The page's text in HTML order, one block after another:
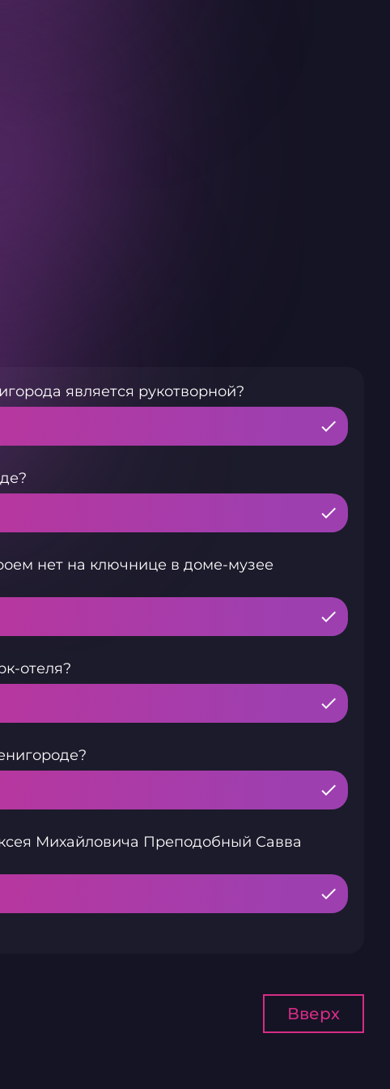
является рукотворной?
нет на ключнице в доме-музее
отеля?
Михайловича Преподобный Савва
Вверх